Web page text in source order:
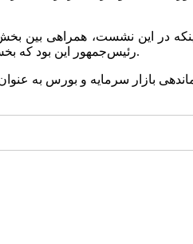
اینکه در این نشست، همراهی
رئیس‌جمهور این بود که بخش خصوصی در تصمیم‌سازی‌ها حضور داشته باشد و قرارگیری ظرفیت‌های بخش خصوصی برای حل مسائل در کنار دولت تداوم داشته باشد.
بازار سرمایه و بورس به